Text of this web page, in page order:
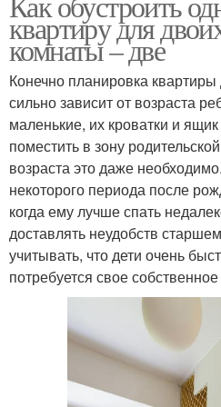
квартиру для
комнаты – две
Конечно планировка
сильно зависит от возраста
маленькие, их кроватки и
поместить в зону
возраста это даже
некоторого периода после
когда ему лучше спать
доставлять неудобств
учитывать, что дети очень
потребуется свое